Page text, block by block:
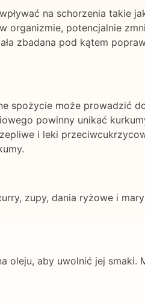
na schorzenia takie
organizmie, potencjalnie
zbadana pod kątem
spożycie może prowadzić
powinny unikać
i leki
zupy, dania ryżowe i
oleju, aby uwolnić jej smaki.